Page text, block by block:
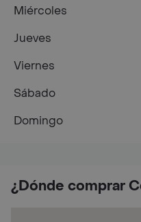
¿Dónde comprar
Miércoles
Jueves
Viernes
Sábado
Domingo